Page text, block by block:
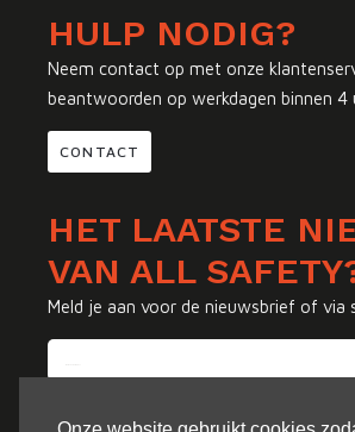
HULP NODIG?
Neem contact op met onze
beantwoorden op werkdagen binnen 4
CONTACT
HET LAATSTE
VAN ALL
Meld je aan voor de nieuwsbrief of via